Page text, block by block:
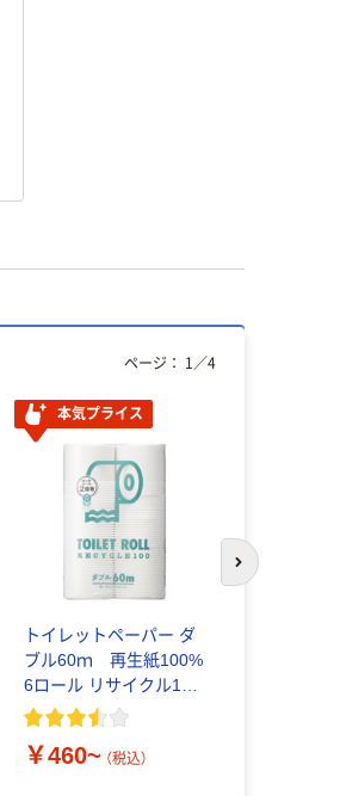
本気プライス
トイレットペーパー ダ
ブル60ｍ 再生紙100%
6ロール リサイクル100
芯あり FSC認証
￥460~ （税込）
ページ： 1 ／4
次のスライド